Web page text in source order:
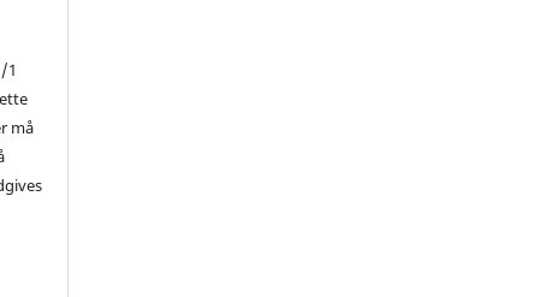
1
må